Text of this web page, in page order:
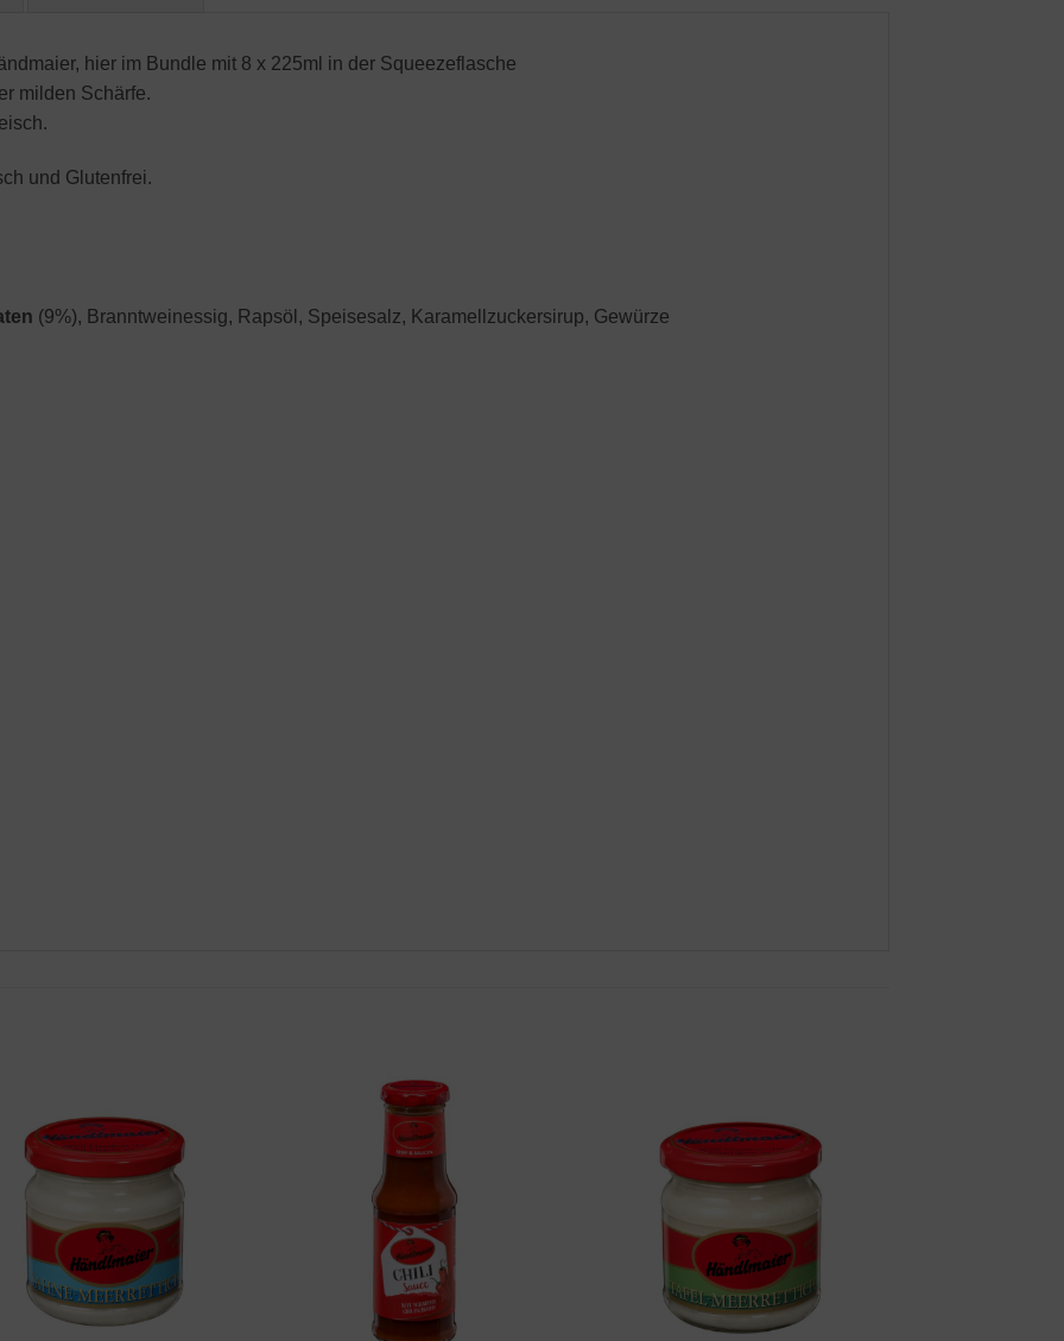
hier im Bundle mit 8 x 225ml in der Squeezeflasche
milden Schärfe.
und Glutenfrei.
(9%), Branntweinessig, Rapsöl, Speisesalz, Karamellzuckersirup, Gewürze
wishlist